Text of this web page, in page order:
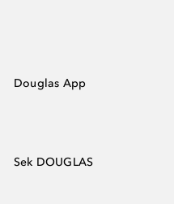
Douglas App
Sek DOUGLAS